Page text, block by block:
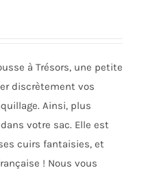
à Trésors, une petite
discrètement vos
Ainsi, plus
votre sac. Elle est
cuirs fantaisies, et
! Nous vous